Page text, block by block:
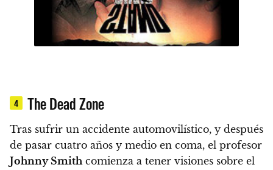
4 The Dead Zone
Tras sufrir un accidente automovilístico, y después
de pasar cuatro años y medio en coma, el profesor
Johnny Smithcomienza a tener visiones sobre el